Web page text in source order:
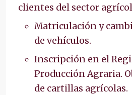
clientes del sector
Matriculación y
de vehículos.
Inscripción en el
Producción Agraria.
de cartillas agrícolas.